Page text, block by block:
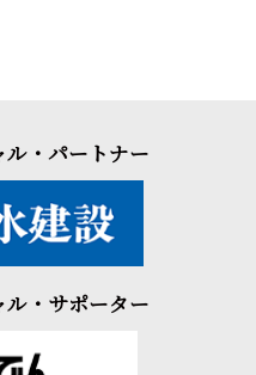
・パートナー
・サポーター